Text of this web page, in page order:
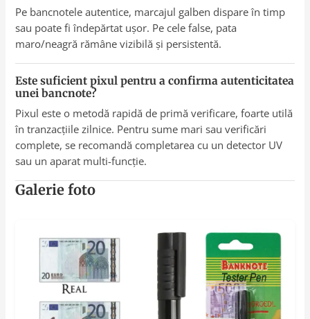
Pe bancnotele autentice, marcajul galben dispare în timp
sau poate fi îndepărtat ușor. Pe cele false, pata
maro/neagră rămâne vizibilă și persistentă.
Este suficient pixul pentru a confirma autenticitatea
unei bancnote?
Pixul este o metodă rapidă de primă verificare, foarte utilă
în tranzacțiile zilnice. Pentru sume mari sau verificări
complete, se recomandă completarea cu un detector UV
sau un aparat multi-funcție.
Galerie foto